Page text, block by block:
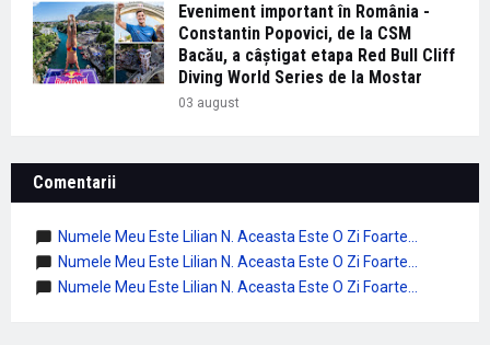
Eveniment important în România -
Constantin Popovici, de la CSM
Bacău, a câștigat etapa Red Bull Cliff
Diving World Series de la Mostar
03 august
Comentarii
Numele Meu Este Lilian N. Aceasta Este O Zi Foarte...
Numele Meu Este Lilian N. Aceasta Este O Zi Foarte...
Numele Meu Este Lilian N. Aceasta Este O Zi Foarte...